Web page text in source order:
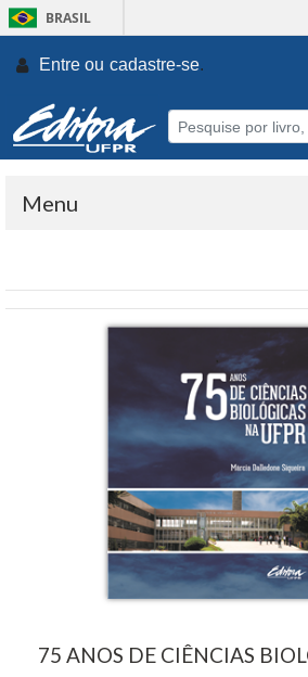
BRASIL
Entre ou cadastre-se.
Menu
75 ANOS DE CIÊNCIAS